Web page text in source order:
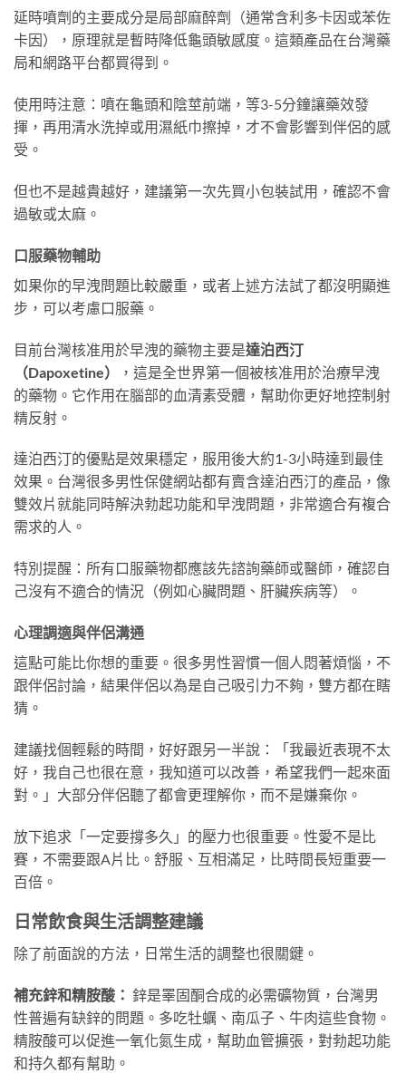
延時噴劑的主要成分是局部麻醉劑（通常含利多卡因或苯佐
卡因），原理就是暫時降低龜頭敏感度。這類產品在台灣藥
局和網路平台都買得到。
使用時注意：噴在龜頭和陰莖前端，等3-5分鐘讓藥效發
揮，再用清水洗掉或用濕紙巾擦掉，才不會影響到伴侶的感
受。
但也不是越貴越好，建議第一次先買小包裝試用，確認不會
過敏或太麻。
口服藥物輔助
如果你的早洩問題比較嚴重，或者上述方法試了都沒明顯進
步，可以考慮口服藥。
目前台灣核准用於早洩的藥物主要是達泊西汀
（Dapoxetine）
，這是全世界第一個被核准用於治療早洩
的藥物。它作用在腦部的血清素受體，幫助你更好地控制射
精反射。
達泊西汀的優點是效果穩定，服用後大約1-3小時達到最佳
效果。台灣很多男性保健網站都有賣含達泊西汀的產品，像
雙效片就能同時解決勃起功能和早洩問題，非常適合有複合
需求的人。
特別提醒：所有口服藥物都應該先諮詢藥師或醫師，確認自
己沒有不適合的情況（例如心臟問題、肝臟疾病等）。
心理調適與伴侶溝通
這點可能比你想的重要。很多男性習慣一個人悶著煩惱，不
跟伴侶討論，結果伴侶以為是自己吸引力不夠，雙方都在瞎
猜。
建議找個輕鬆的時間，好好跟另一半說：「我最近表現不太
好，我自己也很在意，我知道可以改善，希望我們一起來面
對。」大部分伴侶聽了都會更理解你，而不是嫌棄你。
放下追求「一定要撐多久」的壓力也很重要。性愛不是比
賽，不需要跟A片比。舒服、互相滿足，比時間長短重要一
百倍。
日常飲食與生活調整建議
除了前面說的方法，日常生活的調整也很關鍵。
補充鋅和精胺酸： 鋅是睪固酮合成的必需礦物質，台灣男
性普遍有缺鋅的問題。多吃牡蠣、南瓜子、牛肉這些食物。
精胺酸可以促進一氧化氮生成，幫助血管擴張，對勃起功能
和持久都有幫助。